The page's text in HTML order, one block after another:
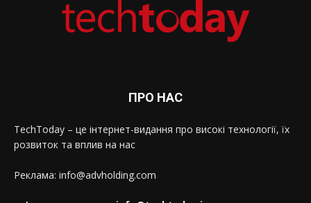
ПРО НАС
TechToday – це інтернет-видання про високі технології, їх
розвиток та вплив на нас
Реклама: info@advholding.com